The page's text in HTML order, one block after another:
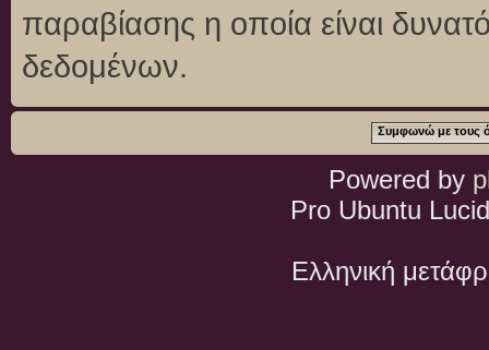
παραβίασης η οποία είναι
δεδομένων.
Powered by
Pro Ubuntu
Ελληνική